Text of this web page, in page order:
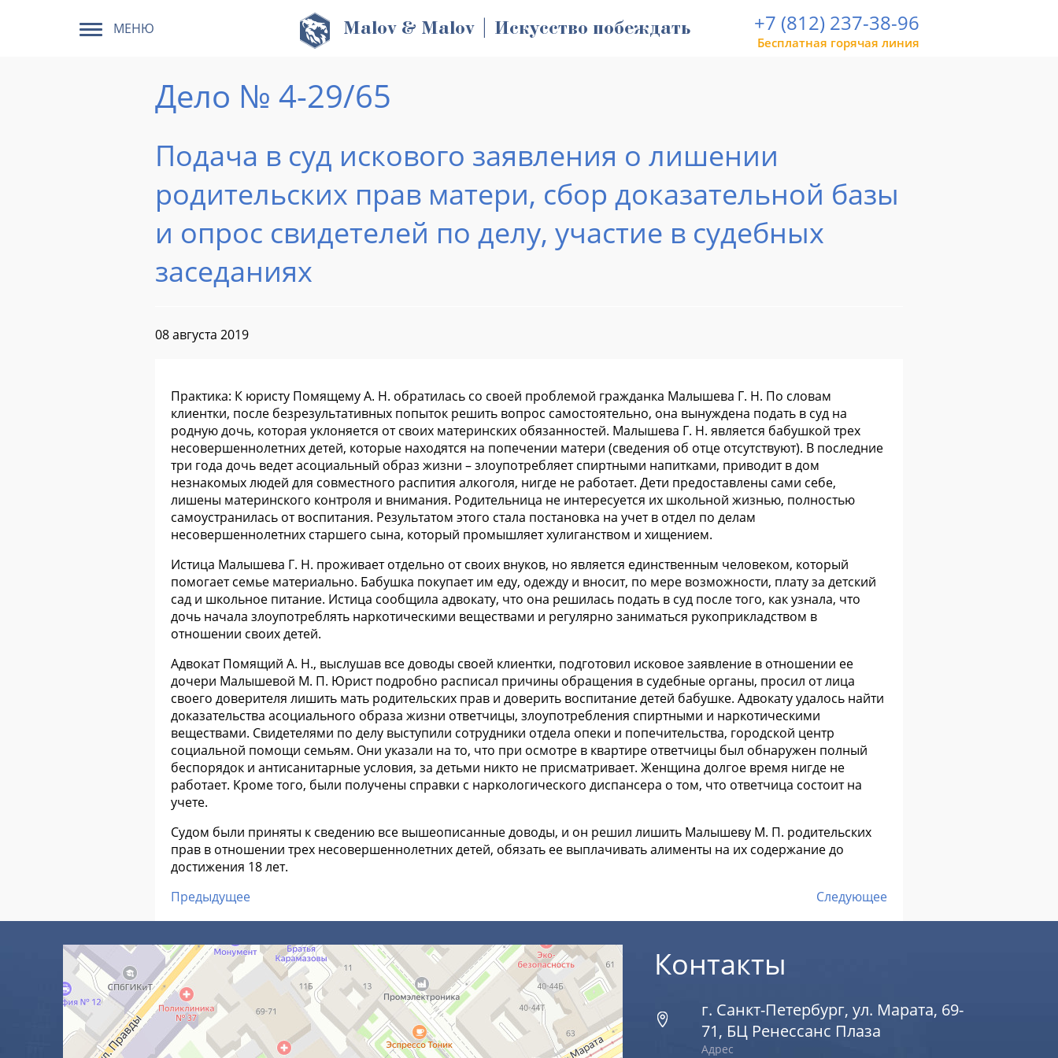
МЕНЮ Malov & Malov | Искусство побеждать +7 (812) 237-38-96
Бесплатная горячая линия
Дело № 4-29/65
Подача в суд искового заявления о лишении
родительских прав матери, сбор доказательной базы
и опрос свидетелей по делу, участие в судебных
заседаниях
08 августа 2019
Практика: К юристу Помящему А. Н. обратилась со своей проблемой гражданка Малышева Г. Н. По словам
клиентки, после безрезультативных попыток решить вопрос самостоятельно, она вынуждена подать в суд на
родную дочь, которая уклоняется от своих материнских обязанностей. Малышева Г. Н. является бабушкой трех
несовершеннолетних детей, которые находятся на попечении матери (сведения об отце отсутствуют). В последние
три года дочь ведет асоциальный образ жизни – злоупотребляет спиртными напитками, приводит в дом
незнакомых людей для совместного распития алкоголя, нигде не работает. Дети предоставлены сами себе,
лишены материнского контроля и внимания. Родительница не интересуется их школьной жизнью, полностью
самоустранилась от воспитания. Результатом этого стала постановка на учет в отдел по делам
несовершеннолетних старшего сына, который промышляет хулиганством и хищением.
Истица Малышева Г. Н. проживает отдельно от своих внуков, но является единственным человеком, который
помогает семье материально. Бабушка покупает им еду, одежду и вносит, по мере возможности, плату за детский
сад и школьное питание. Истица сообщила адвокату, что она решилась подать в суд после того, как узнала, что
дочь начала злоупотреблять наркотическими веществами и регулярно заниматься рукоприкладством в
отношении своих детей.
Адвокат Помящий А. Н., выслушав все доводы своей клиентки, подготовил исковое заявление в отношении ее
дочери Малышевой М. П. Юрист подробно расписал причины обращения в судебные органы, просил от лица
своего доверителя лишить мать родительских прав и доверить воспитание детей бабушке. Адвокату удалось найти
доказательства асоциального образа жизни ответчицы, злоупотребления спиртными и наркотическими
веществами. Свидетелями по делу выступили сотрудники отдела опеки и попечительства, городской центр
социальной помощи семьям. Они указали на то, что при осмотре в квартире ответчицы был обнаружен полный
беспорядок и антисанитарные условия, за детьми никто не присматривает. Женщина долгое время нигде не
работает. Кроме того, были получены справки с наркологического диспансера о том, что ответчица состоит на
учете.
Судом были приняты к сведению все вышеописанные доводы, и он решил лишить Малышеву М. П. родительских
прав в отношении трех несовершеннолетних детей, обязать ее выплачивать алименты на их содержание до
достижения 18 лет.
Предыдущее
Следующее
Контакты
г. Санкт-Петербург, ул. Марата, 69-
71, БЦ Ренессанс Плаза
Адрес